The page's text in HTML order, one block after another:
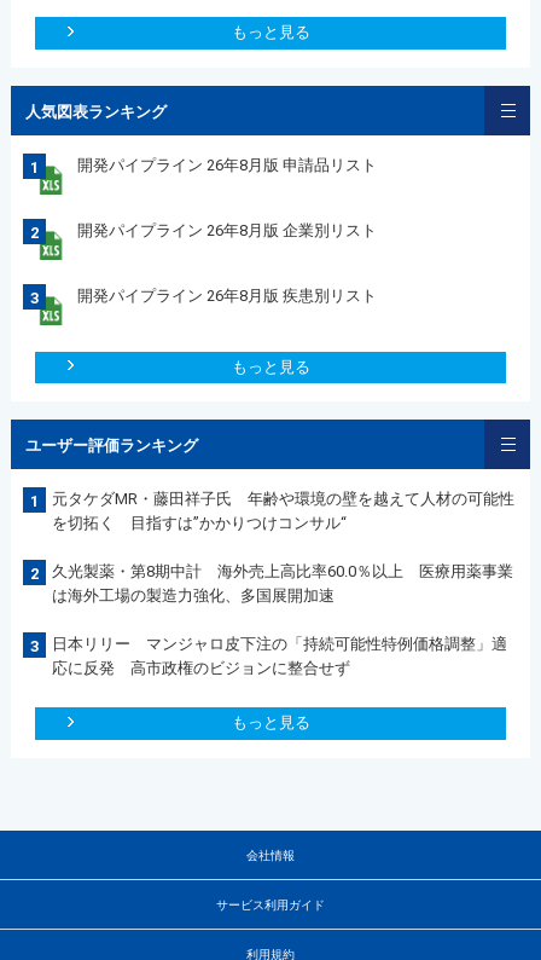
もっと見る
人気図表ランキング
1 開発パイプライン 26年8月版 申請品リスト
2 開発パイプライン 26年8月版 企業別リスト
3 開発パイプライン 26年8月版 疾患別リスト
もっと見る
ユーザー評価ランキング
1
元タケダMR・藤田祥子氏 年齢や環境の壁を越えて人材の可能性
を切拓く 目指すは”かかりつけコンサル“
2
久光製薬・第8期中計 海外売上高比率60.0％以上 医療用薬事業
は海外工場の製造力強化、多国展開加速
3
日本リリー マンジャロ皮下注の「持続可能性特例価格調整」適
応に反発 高市政権のビジョンに整合せず
もっと見る
会社情報
サービス利用ガイド
利用規約